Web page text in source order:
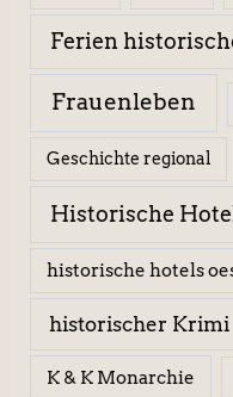
Ferien
Frauenleben
Geschichte regional
Historische
historische hotels
historischer Krimi
K & K Monarchie